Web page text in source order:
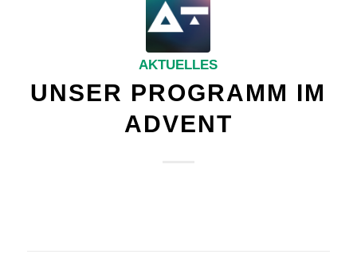
AKTUELLES
UNSER PROGRAMM IM
ADVENT